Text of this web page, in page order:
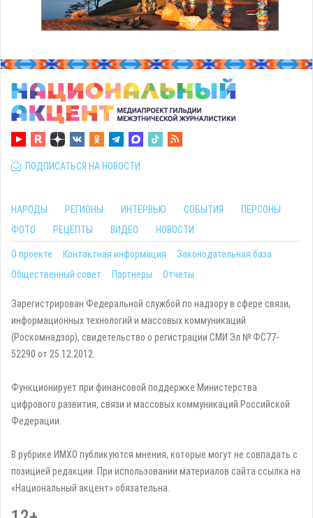
ПОДПИСАТЬСЯ НА НОВОСТИ
НАРОДЫ РЕГИОНЫ ИНТЕРВЬЮ СОБЫТИЯ
ПЕРСОНЫ
ФОТО
РЕЦЕПТЫ ВИДЕО НОВОСТИ
О проекте Контактная информация
Законодательная база
Общественный совет
Партнеры Отчеты
Зарегистрирован Федеральной службой по надзору в сфере связи,
информационных технологий и массовых коммуникаций
(Роскомнадзор), свидетельство о регистрации СМИ Эл № ФС77-
52290 от 25.12.2012.
Функционирует при финансовой поддержке Министерства
цифрового развития, связи и массовых коммуникаций Российской
Федерации.
В рубрике ИМХО публикуются мнения, которые могут не совпадать с
позицией редакции. При использовании материалов сайта ссылка на
«Национальный акцент» обязательна.